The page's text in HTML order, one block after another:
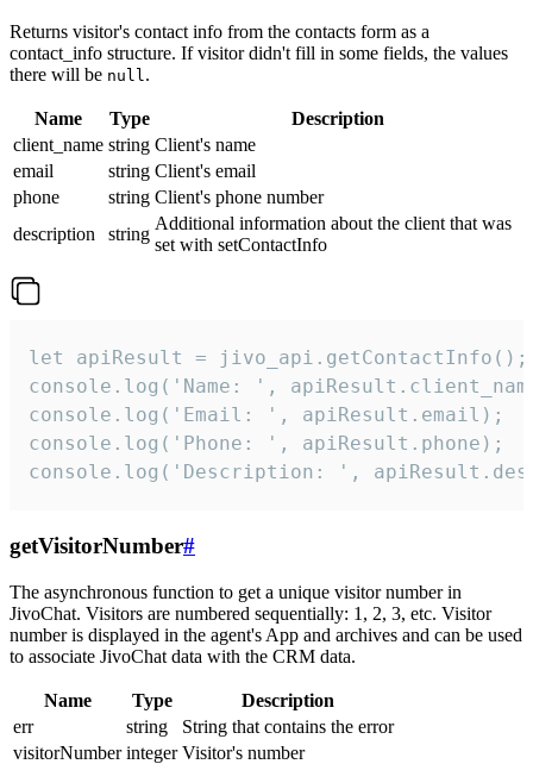
Returns visitor's contact info from the contacts form as a
contact_info structure. If visitor didn't fill in some fields, the values
there will be null.
Name Type
Description
client_name string Client's name
email
string Client's email
phone
string Client's phone number
description
string
Additional information about the client that was
set with setContactInfo
let apiResult = jivo_api.getContactInfo();
console.log('Name: ',
console.log('Email: ', apiResult.email);
console.log('Phone: ', apiResult.phone);
console.log('Description: ',
getVisitorNumber#
The asynchronous function to get a unique visitor number in
JivoChat. Visitors are numbered sequentially: 1, 2, 3, etc. Visitor
number is displayed in the agent's App and archives and can be used
to associate JivoChat data with the CRM data.
Name Type
Description
err
string
String that contains the error
visitorNumber integer Visitor's number